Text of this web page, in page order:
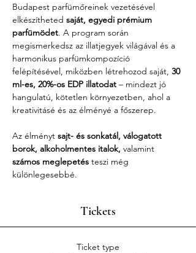
Budapest parfümőreinek vezetésével
elkészítheted saját, egyedi prémium
parfümödet. A program során
megismerkedsz az illatjegyek világával és a
harmonikus parfümkompozíció
felépítésével, miközben létrehozod saját, 30
ml-es, 20%-os EDP illatodat – mindezt jó
hangulatú, kötetlen környezetben, ahol a
kreativitásé és az élményé a főszerep.
Az élményt sajt- és sonkatál, válogatott
borok, alkoholmentes italok, valamint
számos meglepetés teszi még
különlegesebbé.
Tickets
Ticket type